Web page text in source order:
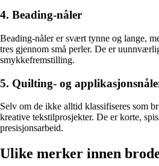
4. Beading-nåler
Beading-nåler er svært tynne og lange,
tres gjennom små perler. De er
smykkefremstilling.
5. Quilting- og
Selv om de ikke alltid klassifiseres som
kreative tekstilprosjekter. De er korte,
presisjonsarbeid.
Ulike merker innen